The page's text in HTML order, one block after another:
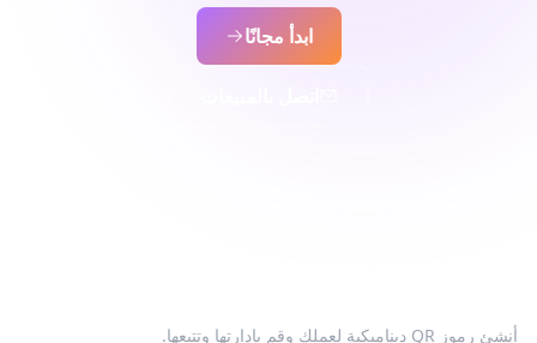
ابدأ مجانًا
أنشئ رموز QR ديناميكية لعملك وقم بإدارتها وتتبعها.